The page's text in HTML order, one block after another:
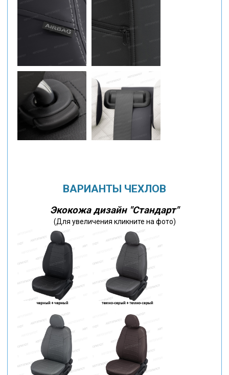
ВАРИАНТЫ ЧЕХЛОВ
Экокожа дизайн "Стандарт"
(Для увеличения кликните на фото)